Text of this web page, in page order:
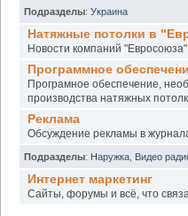
Подразделы: Украина
Натяжные потолки в
Новости компаний "Евросоюза"
Программное
Програмное обеспечение,
производства натяжных
Реклама
Обсуждение рекламы в
Подразделы: Наружка Видео
Интернет маркетинг
Сайты, форумы и всё, что